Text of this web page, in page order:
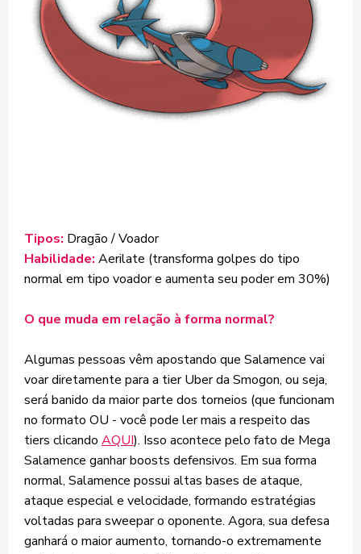
Tipos: Dragão / Voador
Habilidade: Aerilate (transforma golpes do tipo
normal em tipo voador e aumenta seu poder em 30%)
O que muda em relação à forma normal?
Algumas pessoas vêm apostando que Salamence vai
voar diretamente para a tier Uber da Smogon, ou seja,
será banido da maior parte dos torneios (que funcionam
no formato OU - você pode ler mais a respeito das
tiers clicando AQUI). Isso acontece pelo fato de Mega
Salamence ganhar boosts defensivos. Em sua forma
normal, Salamence possui altas bases de ataque,
ataque especial e velocidade, formando estratégias
voltadas para sweepar o oponente. Agora, sua defesa
ganhará o maior aumento, tornando-o extremamente